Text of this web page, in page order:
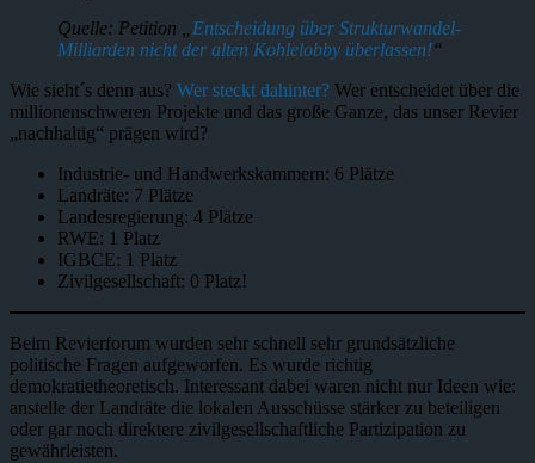
Quelle: Petition „ Entscheidung über Strukturwandel-
Milliarden nicht der alten Kohlelobby überlassen!“
Wie sieht´s denn aus? Wer steckt dahinter? Wer entscheidet über die
millionenschweren Projekte und das große Ganze, das unser Revier
„nachhaltig“ prägen wird?
Industrie- und Handwerkskammern: 6 Plätze
Landräte: 7 Plätze
Landesregierung: 4 Plätze
RWE: 1 Platz
IGBCE: 1 Platz
Zivilgesellschaft: 0 Platz!
Beim Revierforum wurden sehr schnell sehr grundsätzliche
politische Fragen aufgeworfen. Es wurde richtig
demokratietheoretisch. Interessant dabei waren nicht nur Ideen wie:
anstelle der Landräte die lokalen Ausschüsse stärker zu beteiligen
oder gar noch direktere zivilgesellschaftliche Partizipation zu
gewährleisten.